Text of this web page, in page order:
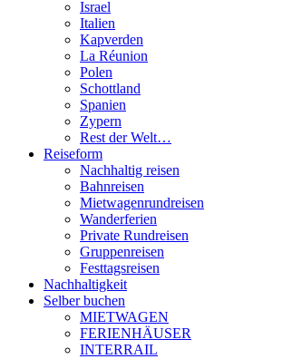
Israel
Italien
Kapverden
La Réunion
Polen
Schottland
Spanien
Zypern
Rest der Welt…
Reiseform
Nachhaltig reisen
Bahnreisen
Mietwagenrundreisen
Wanderferien
Private Rundreisen
Gruppenreisen
Festtagsreisen
Nachhaltigkeit
Selber buchen
MIETWAGEN
FERIENHÄUSER
INTERRAIL